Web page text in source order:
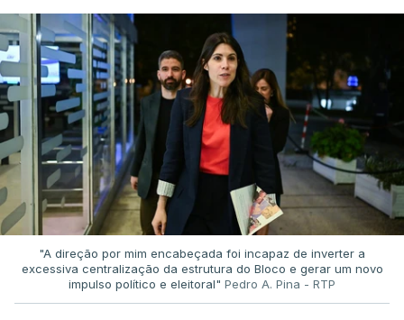
"A direção por mim encabeçada foi incapaz de inverter a
excessiva centralização da estrutura do Bloco e gerar um novo
impulso político e eleitoral" Pedro A. Pina - RTP